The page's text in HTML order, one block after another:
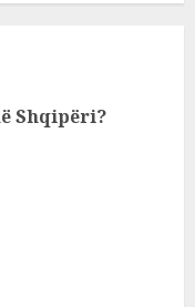
Shqipëri?